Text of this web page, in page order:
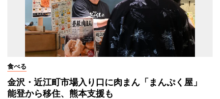
食べる
金沢・近江町市場入り口に肉まん「まんぷく屋」
能登から移住、熊本支援も